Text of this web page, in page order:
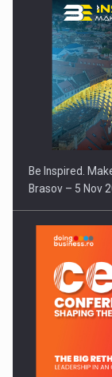
Be Inspired.
Brasov – 5 Nov